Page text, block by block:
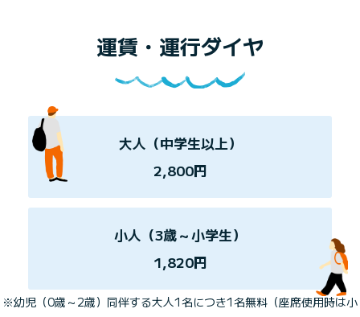
運賃・運行ダイヤ
大人（中学生以上）
2,800円
小人（3歳～小学生）
1,820円
※幼児（0歳～2歳）同伴する大人1名につき1名無料（座席使用時は小